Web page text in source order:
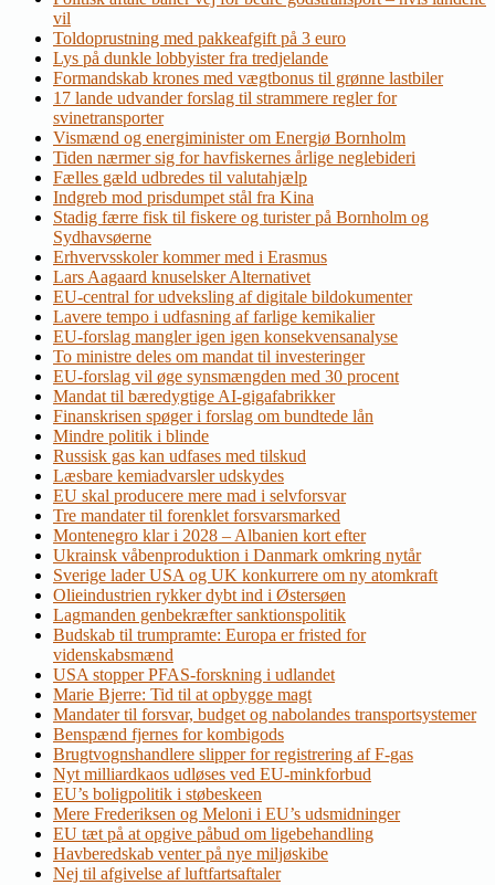
vil
Toldoprustning med pakkeafgift på 3 euro
Lys på dunkle lobbyister fra tredjelande
Formandskab krones med vægtbonus til grønne lastbiler
17 lande udvander forslag til strammere regler for
svinetransporter
Vismænd og energiminister om Energiø Bornholm
Tiden nærmer sig for havfiskernes årlige neglebideri
Fælles gæld udbredes til valutahjælp
Indgreb mod prisdumpet stål fra Kina
Stadig færre fisk til fiskere og turister på Bornholm og
Sydhavsøerne
Erhvervsskoler kommer med i Erasmus
Lars Aagaard knuselsker Alternativet
EU-central for udveksling af digitale bildokumenter
Lavere tempo i udfasning af farlige kemikalier
EU-forslag mangler igen igen konsekvensanalyse
To ministre deles om mandat til investeringer
EU-forslag vil øge synsmængden med 30 procent
Mandat til bæredygtige AI-gigafabrikker
Finanskrisen spøger i forslag om bundtede lån
Mindre politik i blinde
Russisk gas kan udfases med tilskud
Læsbare kemiadvarsler udskydes
EU skal producere mere mad i selvforsvar
Tre mandater til forenklet forsvarsmarked
Montenegro klar i 2028 – Albanien kort efter
Ukrainsk våbenproduktion i Danmark omkring nytår
Sverige lader USA og UK konkurrere om ny atomkraft
Olieindustrien rykker dybt ind i Østersøen
Lagmanden genbekræfter sanktionspolitik
Budskab til trumpramte: Europa er fristed for
videnskabsmænd
USA stopper PFAS-forskning i udlandet
Marie Bjerre: Tid til at opbygge magt
Mandater til forsvar, budget og nabolandes transportsystemer
Benspænd fjernes for kombigods
Brugtvognshandlere slipper for registrering af F-gas
Nyt milliardkaos udløses ved EU-minkforbud
EU’s boligpolitik i støbeskeen
Mere Frederiksen og Meloni i EU’s udsmidninger
EU tæt på at opgive påbud om ligebehandling
Havberedskab venter på nye miljøskibe
Nej til afgivelse af luftfartsaftaler